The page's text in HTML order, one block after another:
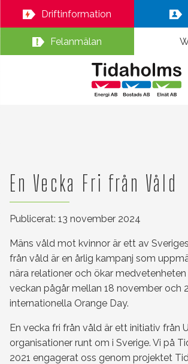
Driftinformation
Felanmälan
En Vecka Fri från Våld
Publicerat: 13 november 2024
Mäns våld mot kvinnor är ett av
från våld är en årlig kampanj som
nära relationer och ökar
veckan pågår mellan 18 november och
internationella Orange Day.
En vecka fri från våld är ett initiativ från
organisationer runt om i Sverige. Vi på
2021 engagerat oss genom projektet